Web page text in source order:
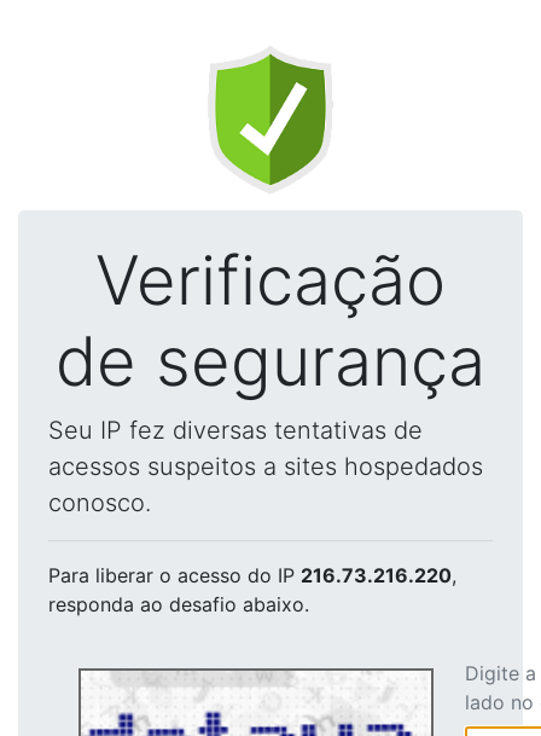
Verificação
de segurança
Seu IP fez diversas tentativas de
acessos suspeitos a sites hospedados
conosco.
Para liberar o acesso do IP 216.73.216.220,
responda ao desafio abaixo.
Digite
lado no